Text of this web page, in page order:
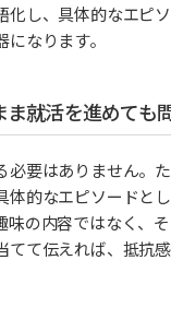
化し、具体的なエピ
なります。
就活を進めても
必要はありません。
体的なエピソードと
味の内容ではなく、
てて伝えれば、抵抗